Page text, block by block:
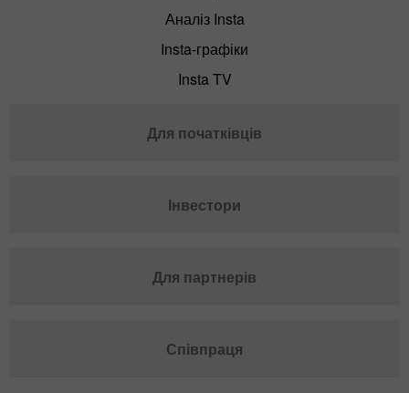
Аналіз Insta
Insta-графіки
Insta TV
Для початківців
Інвестори
Для партнерів
Співпраця